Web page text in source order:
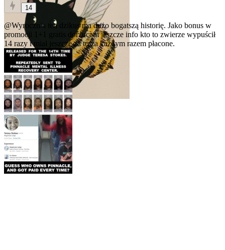
14
@Wyrocznia ten dzikus ma dużo bogatszą historię. Jako bonus w
promocji 1+1 gratis dorzucam jeszcze info kto to zwierze wypuścił
14 razy i miał jeszcze za to za każdym razem płacone.